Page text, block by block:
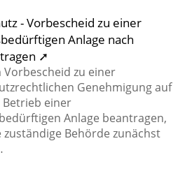
- Vorbescheid zu einer
Anlage nach
➚
Vorbescheid zu einer
Genehmigung auf
einer
Anlage beantragen,
Behörde zunächst